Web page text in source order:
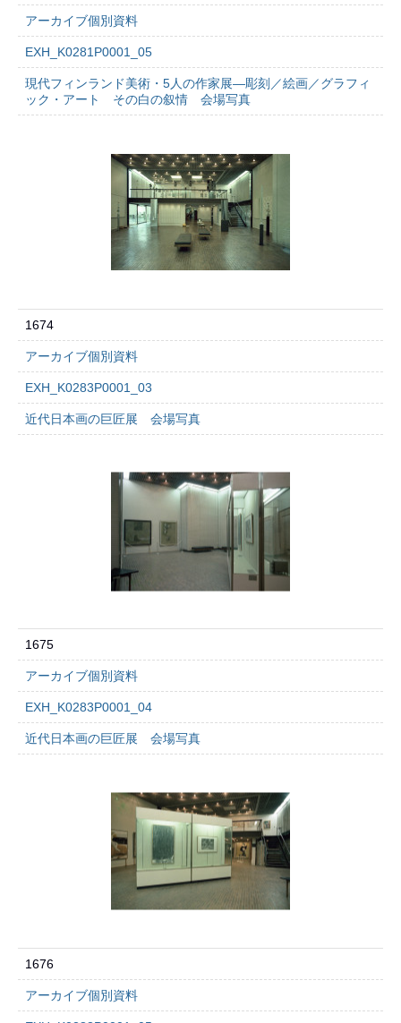
アーカイブ個別資料
EXH_K0281P0001_05
現代フィンランド美術・5人の作家展―彫刻／絵画／グラフィ
ック・アート その白の叙情 会場写真
1674
アーカイブ個別資料
EXH_K0283P0001_03
近代日本画の巨匠展 会場写真
1675
アーカイブ個別資料
EXH_K0283P0001_04
近代日本画の巨匠展 会場写真
1676
アーカイブ個別資料